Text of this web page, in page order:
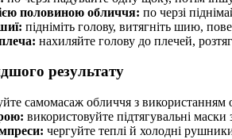
половиною обличчя: по черзі
підніміть голову, витягніть шию,
нахиляйте голову до плечей,
результату
самомасаж обличчя з використанням
використовуйте підтягувальні
чергуйте теплі й холодні